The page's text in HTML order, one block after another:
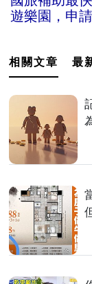
遊樂園，申
相關文章 最